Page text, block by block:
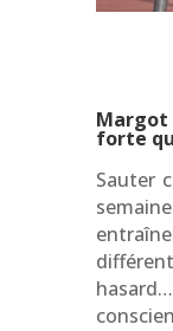
Margot
forte
Sauter